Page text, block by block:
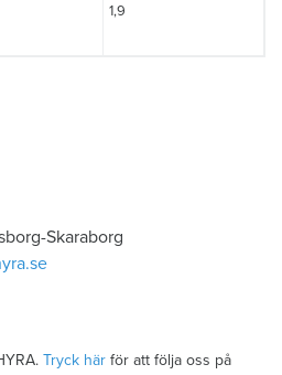
1,9
Skaraborg
Tryck här för att följa oss på